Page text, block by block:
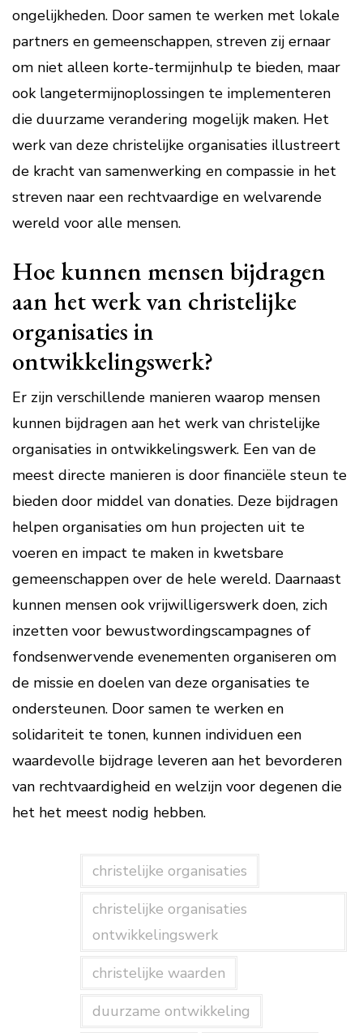
ongelijkheden. Door samen te werken met lokale
partners en gemeenschappen, streven zij ernaar
om niet alleen korte-termijnhulp te bieden, maar
ook langetermijnoplossingen te implementeren
die duurzame verandering mogelijk maken. Het
werk van deze christelijke organisaties illustreert
de kracht van samenwerking en compassie in het
streven naar een rechtvaardige en welvarende
wereld voor alle mensen.
Hoe kunnen mensen bijdragen
aan het werk van christelijke
organisaties in
ontwikkelingswerk?
Er zijn verschillende manieren waarop mensen
kunnen bijdragen aan het werk van christelijke
organisaties in ontwikkelingswerk. Een van de
meest directe manieren is door financiële steun te
bieden door middel van donaties. Deze bijdragen
helpen organisaties om hun projecten uit te
voeren en impact te maken in kwetsbare
gemeenschappen over de hele wereld. Daarnaast
kunnen mensen ook vrijwilligerswerk doen, zich
inzetten voor bewustwordingscampagnes of
fondsenwervende evenementen organiseren om
de missie en doelen van deze organisaties te
ondersteunen. Door samen te werken en
solidariteit te tonen, kunnen individuen een
waardevolle bijdrage leveren aan het bevorderen
van rechtvaardigheid en welzijn voor degenen die
het het meest nodig hebben.
christelijke organisaties
christelijke organisaties
ontwikkelingswerk
christelijke waarden
duurzame ontwikkeling